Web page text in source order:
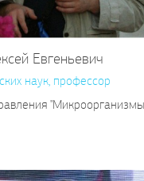
Евгеньевич
наук, профессор